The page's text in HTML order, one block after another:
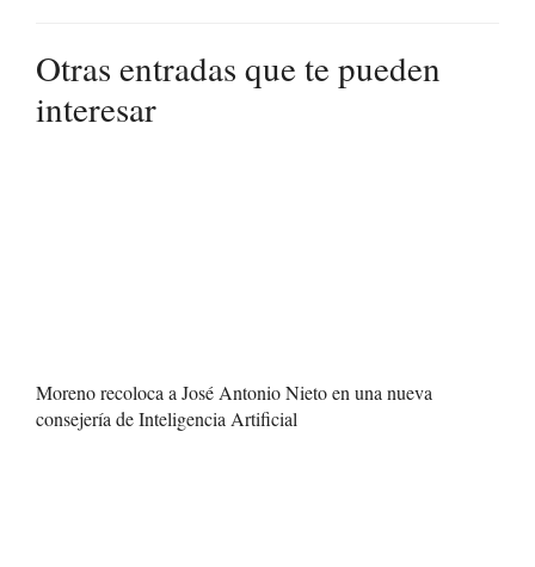
Otras entradas que te pueden
interesar
Moreno recoloca a José Antonio Nieto en una nueva
consejería de Inteligencia Artificial